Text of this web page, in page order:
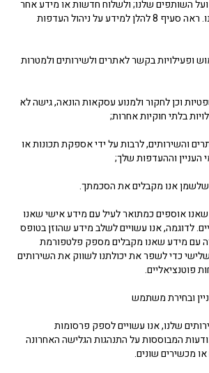
ועל השותפים שלנו; ולשלוח חדשות או מידע אחר
עלינו ועל השותפים שלנו. ראה סעיף 8 להלן למידע על ניהול העדפות
ופעילויות בקשר לאתרים ולשירותים ולמטרות
וכן לחקור ולמנוע עסקאות הונאה, גישה לא
בלתי חוקיות אחרות;
והשירותים, לרבות על ידי אספקת תכונות או
העניין וההעדפות שלך;
שלשמן אנו מקבלים את הסכמתך.
אוספים כמתואר לעיל עם מידע אישי שאנו
לדוגמה, אנו עשויים לשלב מידע שהוזן בטופס
עם מידע שאנו מקבלים מספק פלטפורמת
כדי לשפר את יכולתנו לשווק את השירותים
פוטנציאליים.
ובחירת משתמש
שלנו, אנו עשויים לספק פרסומות
המבוססות על התנהגות הגלישה האחרונה
מכשירים שונים.